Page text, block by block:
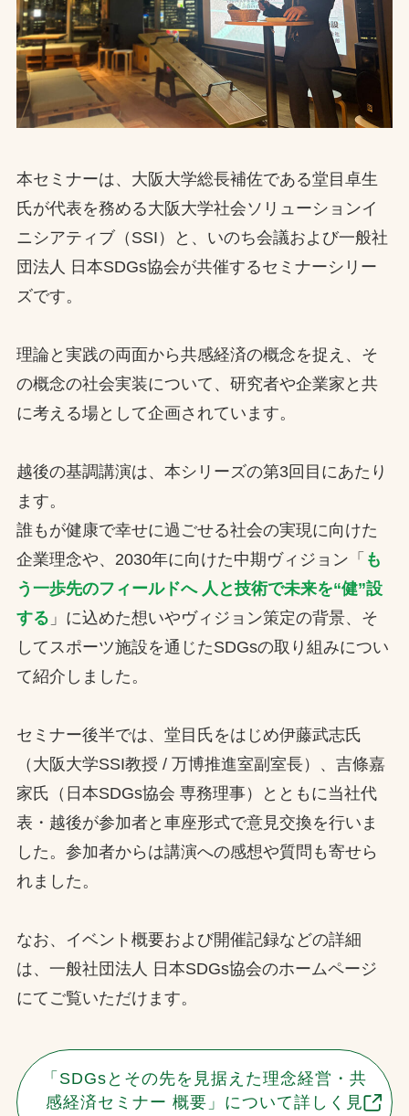
本セミナーは、大阪大学総長補佐である堂目卓生
氏が代表を務める大阪大学社会ソリューションイ
ニシアティブ（SSI）と、いのち会議および一般社
団法人 日本SDGs協会が共催するセミナーシリー
ズです。
理論と実践の両面から共感経済の概念を捉え、そ
の概念の社会実装について、研究者や企業家と共
に考える場として企画されています。
越後の基調講演は、本シリーズの第3回目にあたり
ます。
誰もが健康で幸せに過ごせる社会の実現に向けた
企業理念や、2030年に向けた中期ヴィジョン「 も
う一歩先のフィールドへ 人と技術で未来を“健”設
する 」に込めた想いやヴィジョン策定の背景、そ
してスポーツ施設を通じたSDGsの取り組みについ
て紹介しました。
セミナー後半では、堂目氏をはじめ伊藤武志氏
（大阪大学SSI教授 / 万博推進室副室長）、吉條嘉
家氏（日本SDGs協会 専務理事）とともに当社代
表・越後が参加者と車座形式で意見交換を行いま
した。参加者からは講演への感想や質問も寄せら
れました。
なお、イベント概要および開催記録などの詳細
は、一般社団法人 日本SDGs協会のホームページ
にてご覧いただけます。
「SDGsとその先を見据えた理念経営・共
感経済セミナー 概要」について詳しく見